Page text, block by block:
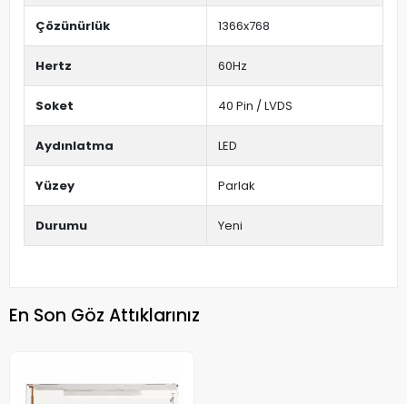
Çözünürlük 1366x768
Hertz 60Hz
Soket 40 Pin / LVDS
Aydınlatma LED
Yüzey Parlak
Durumu Yeni
En Son Göz Attıklarınız